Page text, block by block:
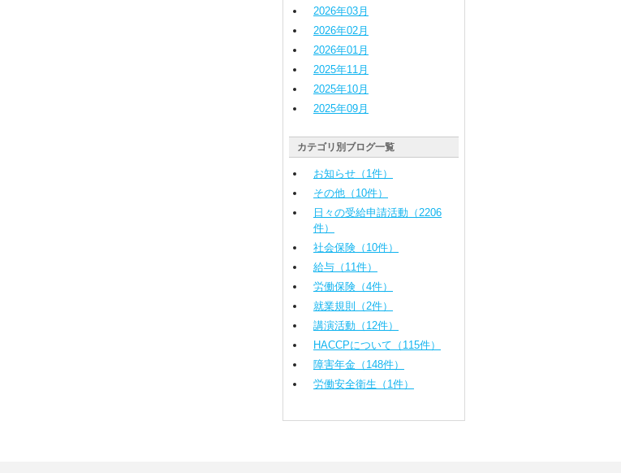
2026年03月
2026年02月
2026年01月
2025年11月
2025年10月
2025年09月
カテゴリ別ブログ一覧
お知らせ（1件）
その他（10件）
日々の受給申請活動（2206
件）
社会保険（10件）
給与（11件）
労働保険（4件）
就業規則（2件）
講演活動（12件）
HACCPについて（115件）
障害年金（148件）
労働安全衛生（1件）